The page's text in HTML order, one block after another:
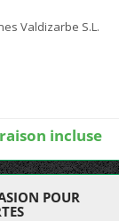
Valdizarbe S.L.
incluse
POUR